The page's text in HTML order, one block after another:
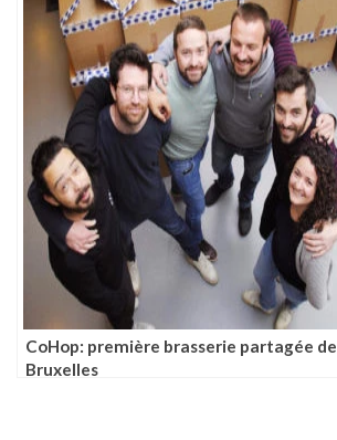
CoHop: première brasserie partagée de
Bruxelles